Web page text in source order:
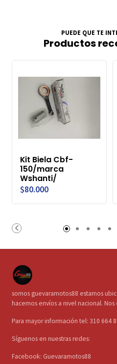
PUEDE QUE TE
Productos
Kit Biela Cbf-
150/marca
Wshanti/
$80.000
somos guevaramotos88 estamos
hacemos envíos a nivel nacional.
Para mayor información tel: 310 664
Síguenos en nuestras redes:
Facebook: Guevaramotos88